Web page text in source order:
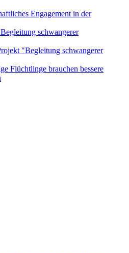
Engagement in der
schwangerer
"Begleitung schwangerer
Flüchtlinge brauchen bessere